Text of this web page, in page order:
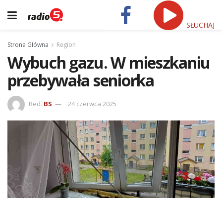
SŁUCHAJ
Strona Główna Region
Wybuch gazu. W mieszkaniu
przebywała seniorka
Red. BS 24 czerwca 2025